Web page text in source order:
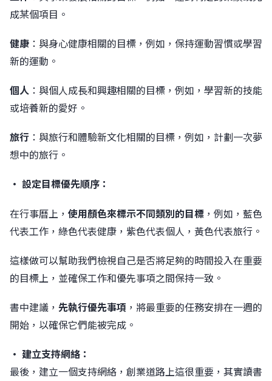
成某個項目。
健康 ：與身心健康相關的目標，例如，保持運動習慣或學習
新的運動。
個人 ：與個人成長和興趣相關的目標，例如，學習新的技能
或培養新的愛好。
旅行 ：與旅行和體驗新文化相關的目標，例如，計劃一次夢
想中的旅行。
• 設定目標優先順序：
在行事曆上， 使用顏色來標示不同類別的目標 ，例如，藍色
代表工作，綠色代表健康，紫色代表個人，黃色代表旅行。
這樣做可以幫助我們檢視自己是否將足夠的時間投入在重要
的目標上，並確保工作和優先事項之間保持一致。
󠀠書中建議， 先執行優先事項 ，將最重要的任務安排在一週的
開始，以確保它們能被完成。
• 建立支持網絡：
最後，建立一個支持網絡，創業道路上這很重要，其實讀書